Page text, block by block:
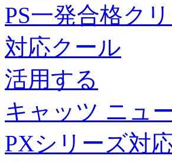
PS一発合格ク
対応クール
活用する
キャッツ ニュ
PXシリーズ対